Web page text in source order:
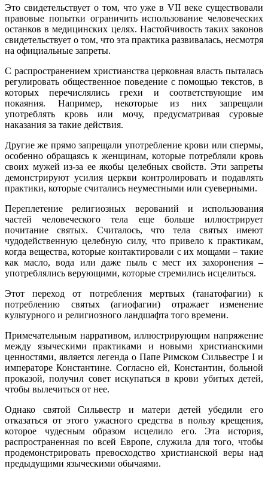
Это свидетельствует о том, что уже в VII веке существовали
правовые попытки ограничить использование человеческих
останков в медицинских целях. Настойчивость таких законов
свидетельствует о том, что эта практика развивалась, несмотря
на официальные запреты.
С распространением христианства церковная власть пыталась
регулировать общественное поведение с помощью текстов, в
которых перечислялись грехи и соответствующие им
покаяния. Например, некоторые из них запрещали
употреблять кровь или мочу, предусматривая суровые
наказания за такие действия.
Другие же прямо запрещали употребление крови или спермы,
особенно обращаясь к женщинам, которые потребляли кровь
своих мужей из-за ее якобы целебных свойств. Эти запреты
демонстрируют усилия церкви контролировать и подавлять
практики, которые считались неуместными или суеверными.
Переплетение религиозных верований и использования
частей человеческого тела еще больше иллюстрирует
почитание святых. Считалось, что тела святых имеют
чудодейственную целебную силу, что привело к практикам,
когда вещества, которые контактировали с их мощами – такие
как масло, вода или даже пыль с мест их захоронения –
употреблялись верующими, которые стремились исцелиться.
Этот переход от потребления мертвых (танатофагии) к
потреблению святых (агиофагии) отражает изменение
культурного и религиозного ландшафта того времени.
Примечательным нарративом, иллюстрирующим напряжение
между языческими практиками и новыми христианскими
ценностями, является легенда о Папе Римском Сильвестре I и
императоре Константине. Согласно ей, Константин, больной
проказой, получил совет искупаться в крови убитых детей,
чтобы вылечиться от нее.
Однако святой Сильвестр и матери детей убедили его
отказаться от этого ужасного средства в пользу крещения,
которое чудесным образом исцелило его. Эта история,
распространенная по всей Европе, служила для того, чтобы
продемонстрировать превосходство христианской веры над
предыдущими языческими обычаями.